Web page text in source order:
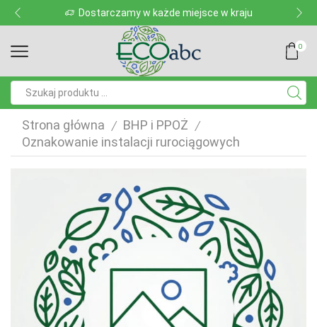
Dostarczamy w każde miejsce w kraju
0
Strona główna / BHP i PPOŻ /
Oznakowanie instalacji rurociągowych